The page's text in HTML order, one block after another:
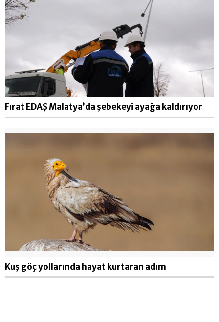
Fırat EDAŞ Malatya’da şebekeyi ayağa kaldırıyor
Kuş göç yollarında hayat kurtaran adım